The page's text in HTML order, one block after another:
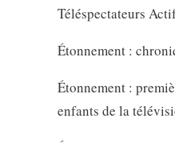
Téléspectateurs
Étonnement :
Étonnement :
enfants de la